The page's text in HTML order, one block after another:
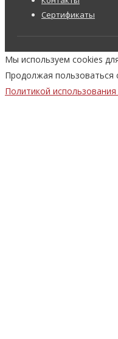
Сертификаты
Мы используем cookies
Продолжая пользоваться
Политикой